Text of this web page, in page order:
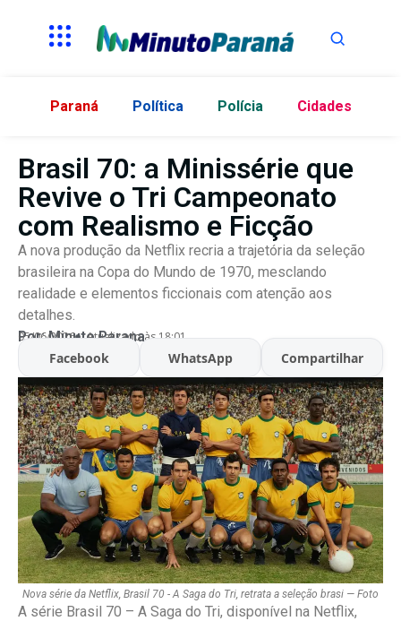
Paraná Política Polícia Cidades
Brasil 70: a Minissérie que
Revive o Tri Campeonato
com Realismo e Ficção
A nova produção da Netflix recria a trajetória da seleção
brasileira na Copa do Mundo de 1970, mesclando
realidade e elementos ficcionais com atenção aos
detalhes.
Por:Minuto Parana
05/06/2026 Atualizado às 18:01
Facebook WhatsApp Compartilhar
Nova série da Netflix, Brasil 70 - A Saga do Tri, retrata a seleção brasi — Foto
A série Brasil 70 – A Saga do Tri, disponível na Netflix,